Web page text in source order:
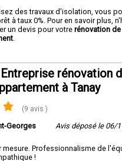
des travaux d'isolation, vous
à taux 0%. Pour en savoir plus,
un devis pour votre rénovation de
Entreprise rénovation
à Tanay
(9 avis )
Georges Avis déposé le 06/
mesure. Professionnalisme de
!